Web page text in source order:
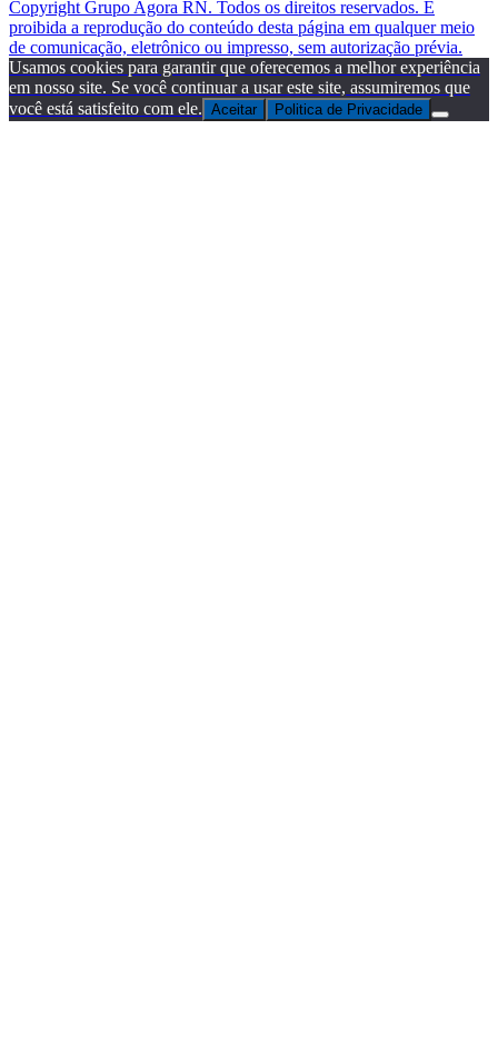
Copyright Grupo Agora RN. Todos os direitos reservados. É
proibida a reprodução do conteúdo desta página em qualquer meio
de comunicação, eletrônico ou impresso, sem autorização prévia.
Usamos cookies para garantir que oferecemos a melhor experiência
em nosso site. Se você continuar a usar este site, assumiremos que
você está satisfeito com ele. Aceitar Politica de Privacidade